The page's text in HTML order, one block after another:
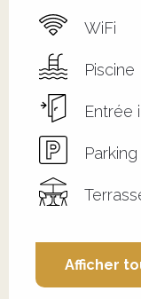
WiFi
Piscine
Entrée
Parking
Afficher